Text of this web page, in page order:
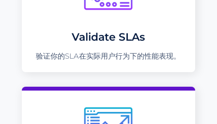
Validate SLAs
验证你的SLA在实际用户行为下的性能表现。